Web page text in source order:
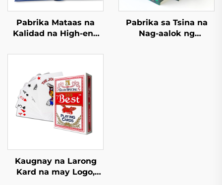
Pabrika Mataas na
Kalidad na High-end
na Libro na may
Stamping at
Embossing Hardcover
na Pag-print ng Libro
Pabrika sa Tsina na
Nag-aalok ng
Kaugnay na Larong
Kard na may Logo,